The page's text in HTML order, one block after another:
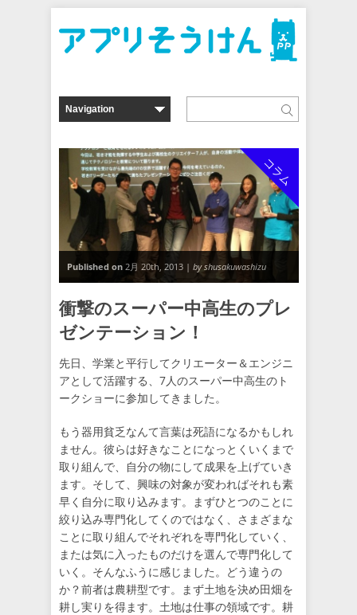
コラム
Published on 2月 20th, 2013 | by shusakuwashizu
衝撃のスーパー中高生のプレ
ゼンテーション！
先日、学業と平行してクリエーター＆エンジニ
アとして活躍する、7人のスーパー中高生のト
ークショーに参加してきました。
もう器用貧乏なんて言葉は死語になるかもしれ
ません。彼らは好きなことになっとくいくまで
取り組んで、自分の物にして成果を上げていき
ます。そして、興味の対象が変わればそれも素
早く自分に取り込みます。まずひとつのことに
絞り込み専門化してくのではなく、さまざまな
ことに取り組んでそれぞれを専門化していく、
または気に入ったものだけを選んで専門化して
いく。そんなふうに感じました。どう違うの
か？前者は農耕型です。まず土地を決め田畑を
耕し実りを得ます。土地は仕事の領域です。耕